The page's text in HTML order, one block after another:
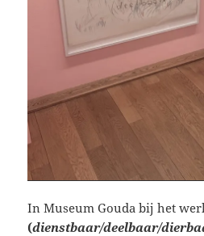
In Museum Gouda bij het
(dienstbaar/deelbaar/